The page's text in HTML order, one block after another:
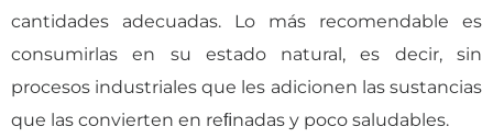
cantidades adecuadas. Lo más recomendable es
consumirlas en su estado natural, es decir, sin
procesos industriales que les adicionen las sustancias
que las convierten en reﬁnadas y poco saludables.